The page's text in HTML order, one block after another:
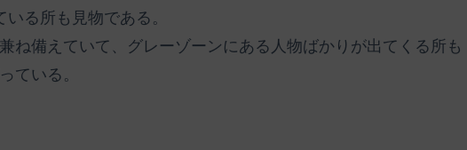
る所も見物である。
ね備えていて、グレーゾーンにある人物ばかりが出てくる所も
ている。